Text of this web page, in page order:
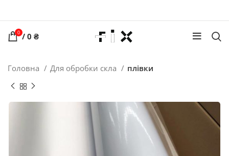
0 / 0 ₴
Головна Для обробки скла плівки